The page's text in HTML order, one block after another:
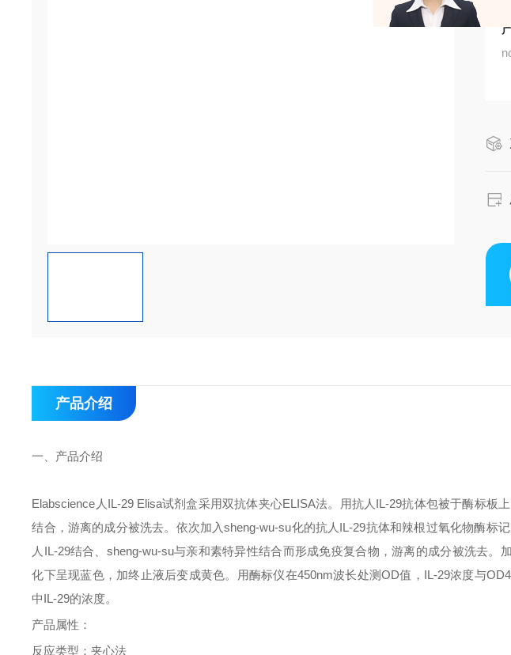
产品介绍
一、 产品介绍
Elabscience 人 IL-29 Elisa试剂盒采用双抗体夹心ELISA法。用抗人 IL-29抗体包被于酶标板
结合，游离的成分被洗去。依次加入sheng-wu-su化的抗人 IL-29抗体和辣根过氧化物酶标
人 IL-29结合、 sheng-wu-su与亲和素特异性结合而形成免疫复合物，游离的成分被洗去。
化下呈现蓝色，加终止液后变成黄色。用酶标仪在450nm波长处测OD值， IL-29浓度与
中IL-29的浓度。
产品属性：
反应类型：夹心法